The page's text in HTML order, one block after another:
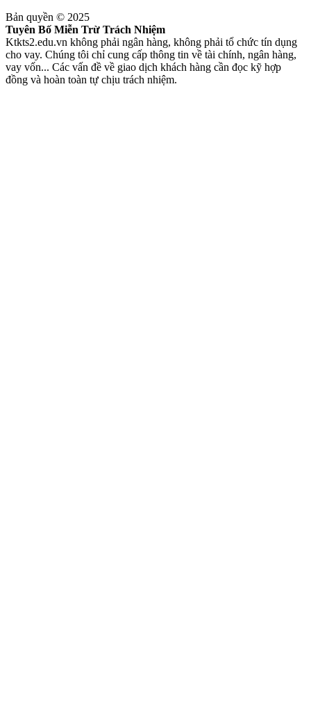
Bản quyền © 2025
Tuyên Bố Miễn Trừ Trách Nhiệm
Ktkts2.edu.vn không phải ngân hàng, không phải tổ chức tín dụng
cho vay. Chúng tôi chỉ cung cấp thông tin về tài chính, ngân hàng,
vay vốn... Các vấn đề về giao dịch khách hàng cần đọc kỹ hợp
đồng và hoàn toàn tự chịu trách nhiệm.